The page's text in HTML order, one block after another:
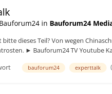
in Bauforum24
bitte dieses Teil? Von wegen
► Bauforum24 TV Youtube
bauforum24 experttalk